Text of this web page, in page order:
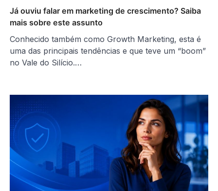
Já ouviu falar em marketing de crescimento? Saiba
mais sobre este assunto
Conhecido também como Growth Marketing, esta é
uma das principais tendências e que teve um “boom”
no Vale do Silício.…